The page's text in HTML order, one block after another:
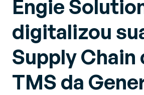
Engie
digitalizou
Supply Chain
TMS da